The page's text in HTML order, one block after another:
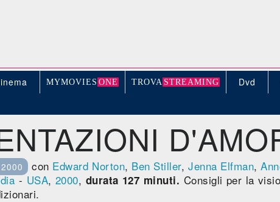
MYMOVIE S ONE TROVA STREAMING Dvd
con Edward Norton, Ben Stiller,Jenna Elfman,
-USA, 2000, durata 127 minuti. Consigli per la